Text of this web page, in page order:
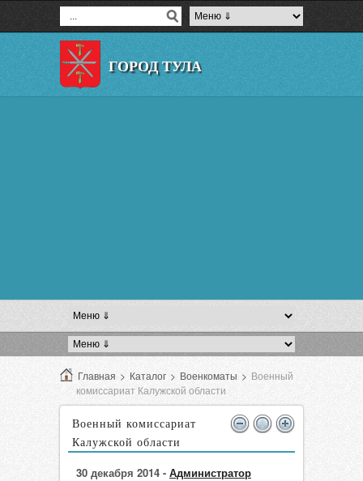
ГОРОД ТУЛА
Главная > Каталог > Военкоматы > Военный
комиссариат Калужской области
Военный комиссариат
Калужской области
30 декабря 2014 - Администратор